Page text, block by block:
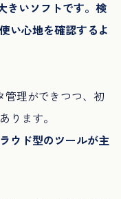
きいソフトです。検
い心地を確認するよ
理ができつつ、初
ります。
ウド型のツールが主